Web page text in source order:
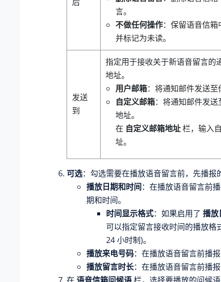
言。
不做任何操作：保留语音信
并标记为未读。
发送
到
指定用于接收关于新语音留言的
地址。
用户邮箱：将通知邮件发送
自定义邮箱：将通知邮件发
地址。
在 自定义邮箱地址栏，输入
址。
可选：勾选需要在播放语音留言前，先播报
播放日期和时间：在播放语音留言前
期和时间。
时间显示格式：如果启用了 播放
可以指定留言接收时间的播放格
24 小时制)。
播放来电号码：在播放语音留言前播
播放留言时长：在播放语音留言前播